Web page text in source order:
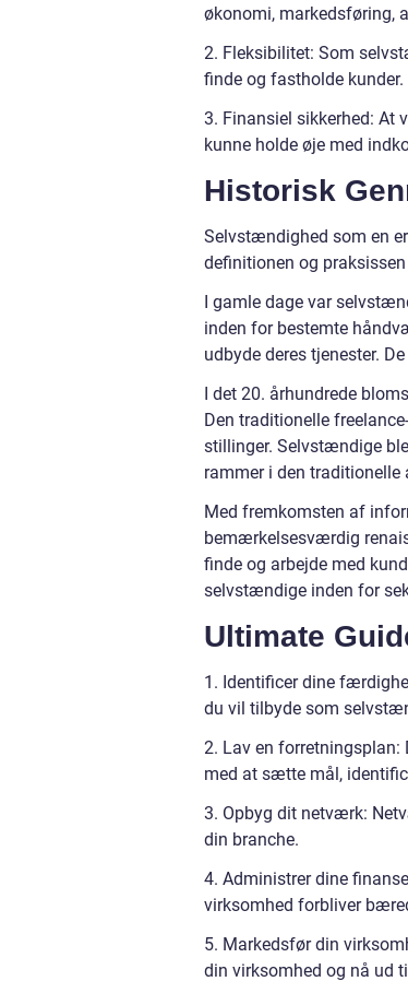
økonomi, markedsføring,
2. Fleksibilitet: Som
finde og fastholde kunder.
3. Finansiel sikkerhed: At
kunne holde øje med
Historisk
Selvstændighed som en
definitionen og
I gamle dage var
inden for bestemte
udbyde deres tjenester.
I det 20. århundrede
Den traditionelle
stillinger. Selvstændige
rammer i den traditionelle
Med fremkomsten af
bemærkelsesværdig
finde og arbejde med
selvstændige inden for
Ultimate
1. Identificer dine
du vil tilbyde som
2. Lav en
med at sætte mål,
3. Opbyg dit netværk:
din branche.
4. Administrer dine
virksomhed forbliver
5. Markedsfør din
din virksomhed og nå ud